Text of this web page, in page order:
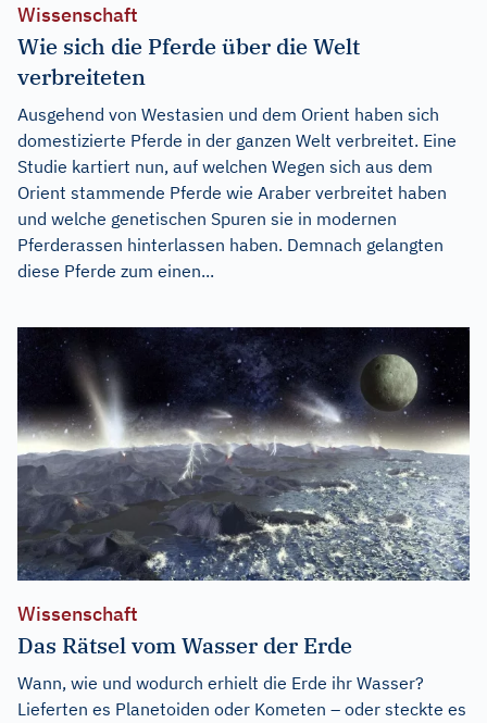
Wissenschaft
Wie sich die Pferde über die Welt
verbreiteten
Ausgehend von Westasien und dem Orient haben sich
domestizierte Pferde in der ganzen Welt verbreitet. Eine
Studie kartiert nun, auf welchen Wegen sich aus dem
Orient stammende Pferde wie Araber verbreitet haben
und welche genetischen Spuren sie in modernen
Pferderassen hinterlassen haben. Demnach gelangten
diese Pferde zum einen...
Wissenschaft
Das Rätsel vom Wasser der Erde
Wann, wie und wodurch erhielt die Erde ihr Wasser?
Lieferten es Planetoiden oder Kometen – oder steckte es